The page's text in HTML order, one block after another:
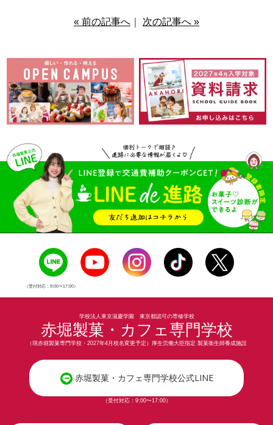
« 前の記事へ 次の記事へ »
（受付対応：9:00〜17:00）
学校法人東京滋慶学園 東京都認可の専修学校
赤堀製菓・カフェ専門学校
（現赤堀製菓専門学校・2027年4月校名変更予定）厚生労働大臣指定 製菓衛生師養成施設
赤堀製菓・カフェ専門学校公式LINE
（受付対応：9:00〜17:00）